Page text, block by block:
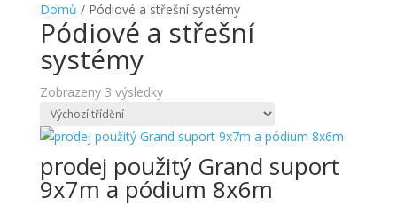
Domů / Pódiové a střešní systémy
Pódiové a střešní
systémy
Zobrazeny 3 výsledky
prodej použitý Grand suport
9x7m a pódium 8x6m